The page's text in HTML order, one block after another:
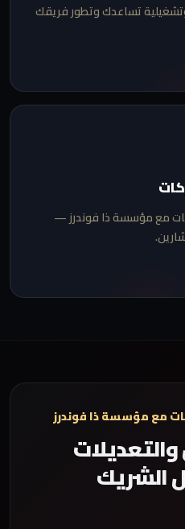
تساعدك وتطور فريقك
مع مؤسسة ذا فوندرز —
مع مؤسسة ذا فوندرز
الشريك